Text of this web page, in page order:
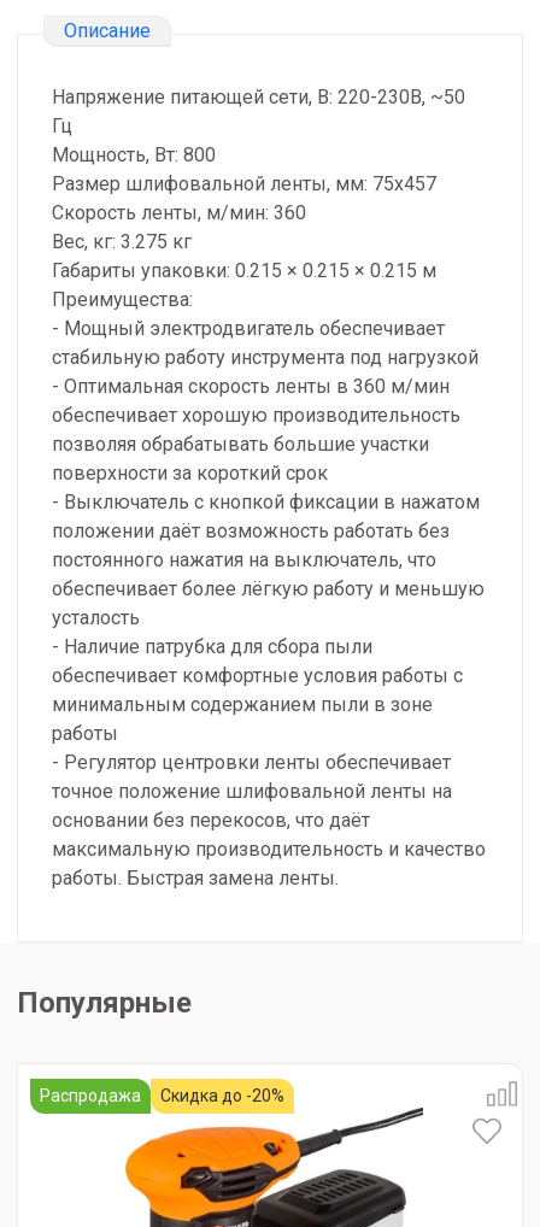
Описание
Напряжение питающей сети, В: 220-230В, ~50
Гц
Мощность, Вт: 800
Размер шлифовальной ленты, мм: 75x457
Скорость ленты, м/мин: 360
Вес, кг: 3.275 кг
Габариты упаковки: 0.215 × 0.215 × 0.215 м
Преимущества:
- Мощный электродвигатель обеспечивает
стабильную работу инструмента под нагрузкой
- Оптимальная скорость ленты в 360 м/мин
обеспечивает хорошую производительность
позволяя обрабатывать большие участки
поверхности за короткий срок
- Выключатель с кнопкой фиксации в нажатом
положении даёт возможность работать без
постоянного нажатия на выключатель, что
обеспечивает более лёгкую работу и меньшую
усталость
- Наличие патрубка для сбора пыли
обеспечивает комфортные условия работы с
минимальным содержанием пыли в зоне
работы
- Регулятор центровки ленты обеспечивает
точное положение шлифовальной ленты на
основании без перекосов, что даёт
максимальную производительность и качество
работы. Быстрая замена ленты.
Популярные
Распродажа Скидка до -20%